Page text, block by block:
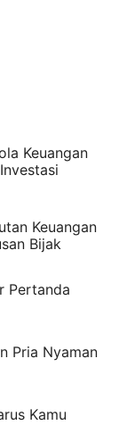
Keuangan
Keuangan
Bijak
Pertanda
Pria Nyaman
Kamu